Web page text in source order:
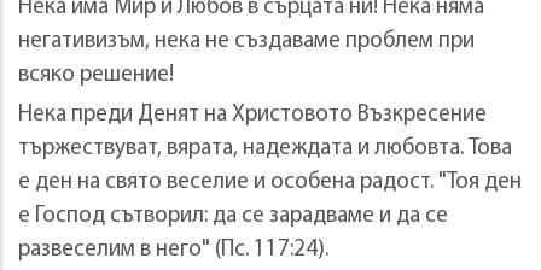
Нека има Мир и Любов в сърцата ни! Нека няма
негативизъм, нека не създаваме проблем при
всяко решение!
Нека преди Денят на Христовото Възкресение
тържествуват, вярата, надеждата и любовта. Това
е ден на свято веселие и особена радост. "Тоя ден
е Господ сътворил: да се зарадваме и да се
развеселим в него" (Пс. 117:24).